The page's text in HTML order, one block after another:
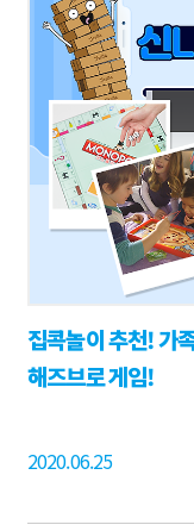
집콕놀이 추천! 가
해즈브로 게임!
2020.06.25